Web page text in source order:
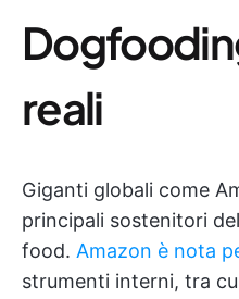
reali
Giganti globali come
principali sostenitori
food. Amazon è nota
strumenti interni, tra